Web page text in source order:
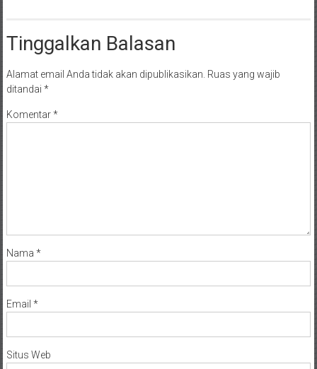
Tinggalkan Balasan
Alamat email Anda tidak akan dipublikasikan. Ruas yang wajib
ditandai *
Komentar*
Nama *
Email *
Situs Web